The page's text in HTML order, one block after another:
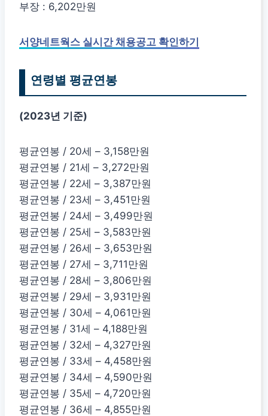
부장 : 6,202만원
서양네트웍스 실시간 채용공고 확인하기
연령별 평균연봉
(2023년 기준)
평균연봉 / 20세 – 3,158만원
평균연봉 / 21세 – 3,272만원
평균연봉 / 22세 – 3,387만원
평균연봉 / 23세 – 3,451만원
평균연봉 / 24세 – 3,499만원
평균연봉 / 25세 – 3,583만원
평균연봉 / 26세 – 3,653만원
평균연봉 / 27세 – 3,711만원
평균연봉 / 28세 – 3,806만원
평균연봉 / 29세 – 3,931만원
평균연봉 / 30세 – 4,061만원
평균연봉 / 31세 – 4,188만원
평균연봉 / 32세 – 4,327만원
평균연봉 / 33세 – 4,458만원
평균연봉 / 34세 – 4,590만원
평균연봉 / 35세 – 4,720만원
평균연봉 / 36세 – 4,855만원